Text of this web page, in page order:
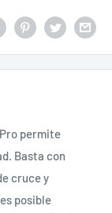
permite
Basta con
cruce y
posible